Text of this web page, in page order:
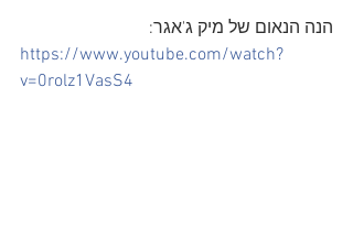
הנה הנאום של מיק ג'אגר:
https://www.youtube.com/watch?
v=0rolz1VasS4